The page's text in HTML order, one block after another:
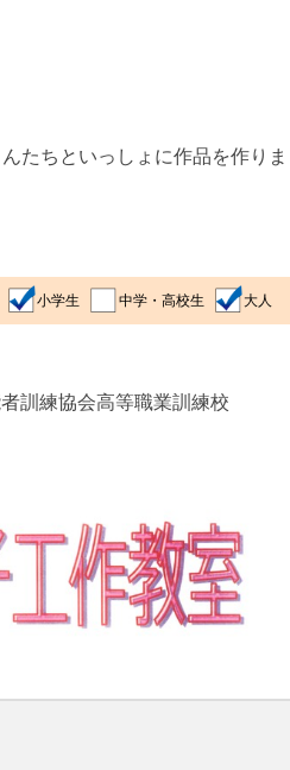
たちといっしょに作品を作りま
小学生 中学・高校生 大人
訓練協会高等職業訓練校